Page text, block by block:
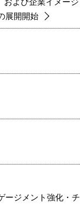
展開開始
ージメント強化・チ